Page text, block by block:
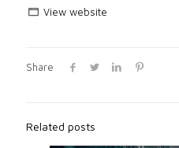
View website
Share
Related posts